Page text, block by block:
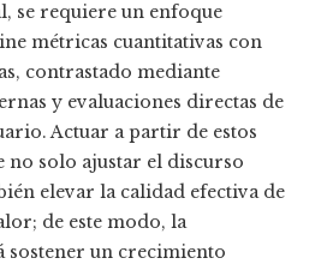
se requiere un enfoque
métricas cuantitativas con
contrastado mediante
y evaluaciones directas de
Actuar a partir de estos
no solo ajustar el discurso
elevar la calidad efectiva de
de este modo, la
un crecimiento